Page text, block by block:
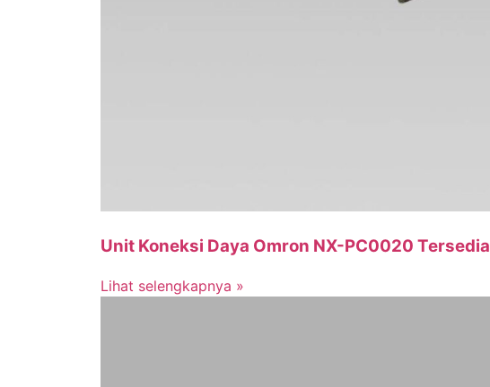
Unit Koneksi Daya Omron NX-PC0020 Tersedia
Lihat selengkapnya »